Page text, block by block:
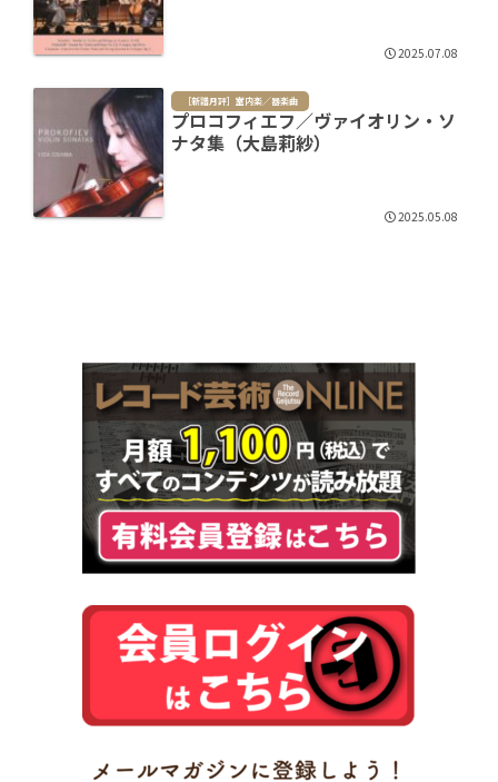
2025.07.08
［新譜月評］室内楽／器楽曲
プロコフィエフ／ヴァイオリン・ソ
ナタ集（大島莉紗）
2025.05.08